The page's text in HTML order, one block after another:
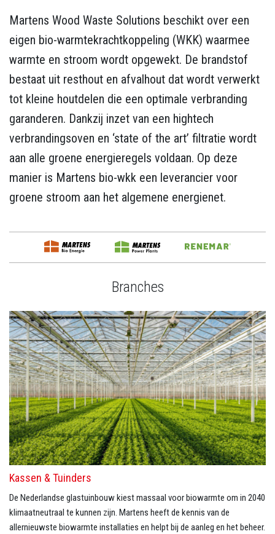
Martens Wood Waste Solutions beschikt over een
eigen bio-warmtekrachtkoppeling (WKK) waarmee
warmte en stroom wordt opgewekt. De brandstof
bestaat uit resthout en afvalhout dat wordt verwerkt
tot kleine houtdelen die een optimale verbranding
garanderen. Dankzij inzet van een hightech
verbrandingsoven en ‘state of the art’ filtratie wordt
aan alle groene energieregels voldaan. Op deze
manier is Martens bio-wkk een leverancier voor
groene stroom aan het algemene energienet.
Branches
Kassen & Tuinders
De Nederlandse glastuinbouw kiest massaal voor biowarmte om in 2040
klimaatneutraal te kunnen zijn. Martens heeft de kennis van de
allernieuwste biowarmte installaties en helpt bij de aanleg en het beheer.